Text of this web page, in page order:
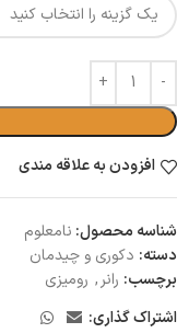
افزودن به علاقه مندی
شناسه محصول: نامعلوم
دسته: دكورى و چيدمان
برچسب: رانر , رومیزی
اشتراک گذاری: